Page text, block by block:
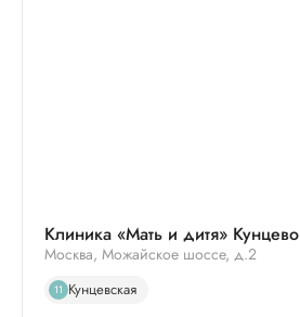
Клиника «Мать и дитя» Кунцево
Москва, Можайское шоссе, д.2
11
Кунцевская